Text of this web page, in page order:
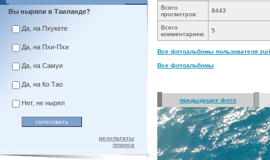
Вы ныряли в Таиланде?
Да, на Пхукете
Да, на Пхи-Пхи
Да, на Самуи
Да, на Ко Тао
Нет, не нырял
результаты
опроса
Всего
просмотров:
8443
Всего
комментариев:
5
Все фотоальбомы пользователя
Все фотоальбомы
предыдущее фото